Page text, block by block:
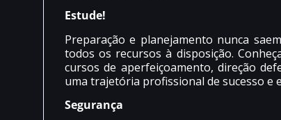
Estude!
Preparação e planejamento nunca
todos os recursos à disposição.
cursos de aperfeiçoamento, direção
uma trajetória profissional de sucesso e
Segurança